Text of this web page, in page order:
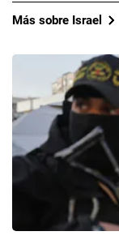
Más sobre Israel